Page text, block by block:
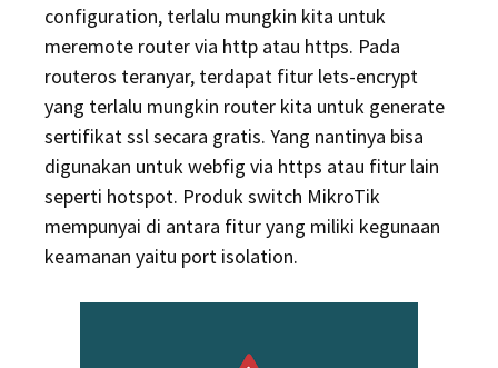
configuration, terlalu mungkin kita untuk
meremote router via http atau https. Pada
routeros teranyar, terdapat fitur lets-encrypt
yang terlalu mungkin router kita untuk generate
sertifikat ssl secara gratis. Yang nantinya bisa
digunakan untuk webfig via https atau fitur lain
seperti hotspot. Produk switch MikroTik
mempunyai di antara fitur yang miliki kegunaan
keamanan yaitu port isolation.